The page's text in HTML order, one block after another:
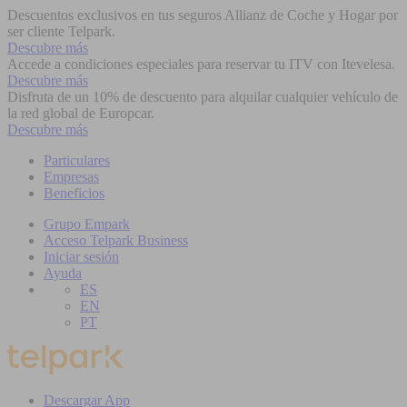
Descuentos exclusivos en tus seguros Allianz de Coche y Hogar por
ser cliente Telpark.
Descubre más
Accede a condiciones especiales para reservar tu ITV con Itevelesa.
Descubre más
Disfruta de un 10% de descuento para alquilar cualquier vehículo de
la red global de Europcar.
Descubre más
Particulares
Empresas
Beneficios
Grupo Empark
Acceso Telpark Business
Iniciar sesión
Ayuda
ES
EN
PT
Descargar App